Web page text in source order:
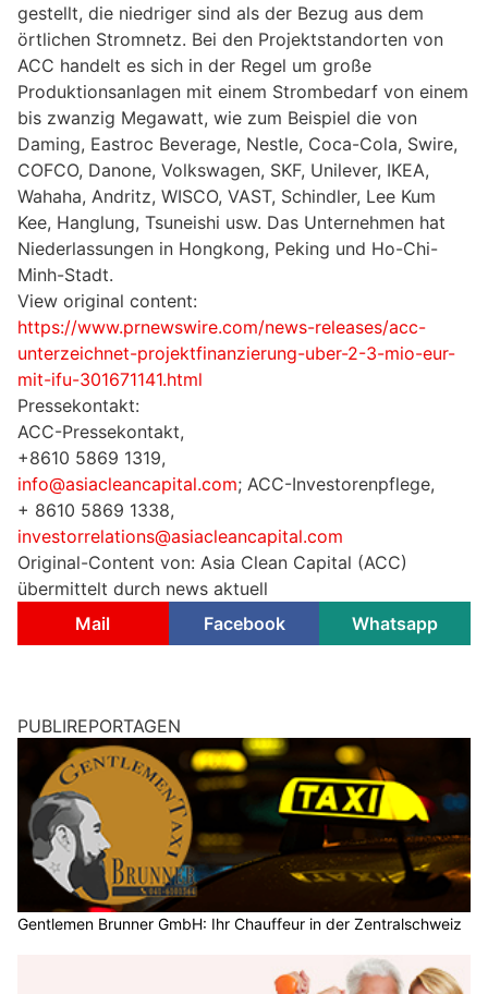
gestellt, die niedriger sind als der Bezug aus dem
örtlichen Stromnetz. Bei den Projektstandorten von
ACC handelt es sich in der Regel um große
Produktionsanlagen mit einem Strombedarf von einem
bis zwanzig Megawatt, wie zum Beispiel die von
Daming, Eastroc Beverage, Nestle, Coca-Cola, Swire,
COFCO, Danone, Volkswagen, SKF, Unilever, IKEA,
Wahaha, Andritz, WISCO, VAST, Schindler, Lee Kum
Kee, Hanglung, Tsuneishi usw. Das Unternehmen hat
Niederlassungen in Hongkong, Peking und Ho-Chi-
Minh-Stadt.
View original content:
https://www.prnewswire.com/news-releases/acc-
unterzeichnet-projektfinanzierung-uber-2-3-mio-eur-
mit-ifu-301671141.html
Pressekontakt:
ACC-Pressekontakt,
+8610 5869 1319,
info@asiacleancapital.com; ACC-Investorenpflege,
+ 8610 5869 1338,
investorrelations@asiacleancapital.com
Original-Content von: Asia Clean Capital (ACC)
übermittelt durch news aktuell
Mail
Facebook Whatsapp
PUBLIREPORTAGEN
Gentlemen Brunner GmbH: Ihr Chauffeur in der Zentralschweiz